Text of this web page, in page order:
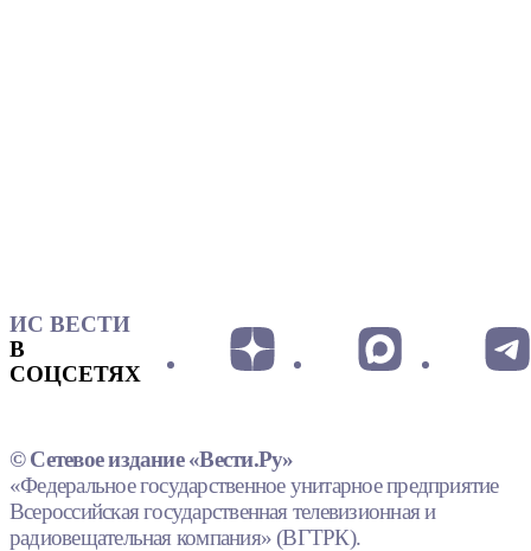
ИС ВЕСТИ
В
СОЦСЕТЯХ
© Сетевое издание «Вести.Ру»
«Федеральное государственное унитарное предприятие
Всероссийская государственная телевизионная и
радиовещательная компания» (ВГТРК).